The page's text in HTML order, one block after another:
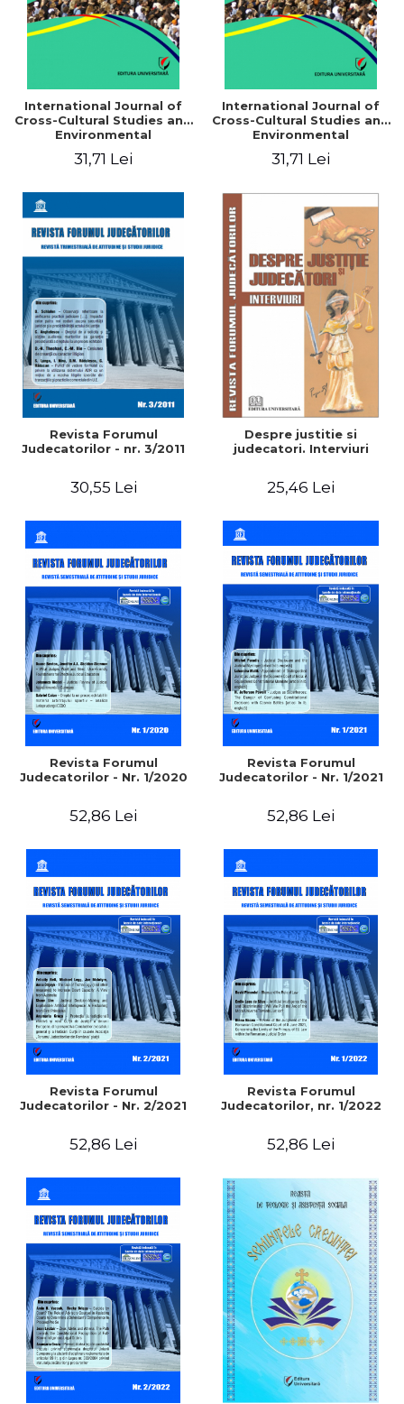
International Journal of
Cross-Cultural Studies and
Environmental
Issue 2, 2012
31,71 Lei
International Journal of
Cross-Cultural Studies and
Environmental
Volume I, Issue 1, 2012
31,71 Lei
Revista Forumul
Judecatorilor - nr. 3/2011
30,55 Lei
Despre justitie si
judecatori. Interviuri
25,46 Lei
Revista Forumul
Judecatorilor - Nr. 1/2020
52,86 Lei
Revista Forumul
Judecatorilor - Nr. 1/2021
52,86 Lei
Revista Forumul
Judecatorilor - Nr. 2/2021
52,86 Lei
Revista Forumul
Judecatorilor, nr. 1/2022
52,86 Lei